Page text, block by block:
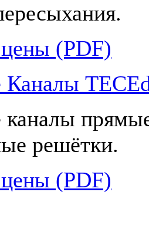
(PDF)
решётки.
(PDF)